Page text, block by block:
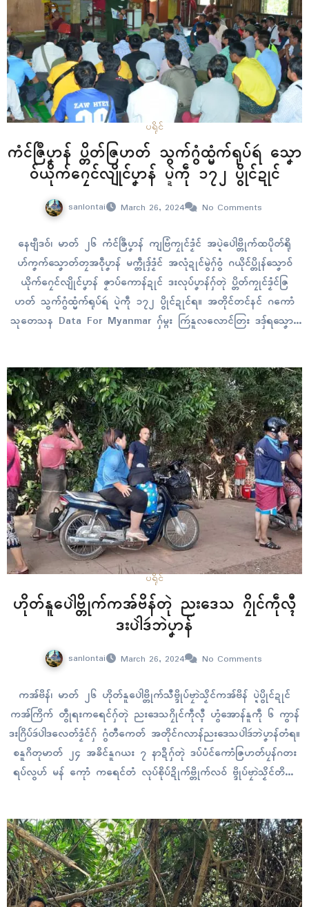
ပရိုၚ်
ကံၚ်ဇြဳပၞာန် ပ္တိတ်ဇြဟတ် သွက်ဂွံထ္မံက်ရုပ်ရဴ သၞော
ဝ်ယိုက်ဂၠေၚ်လျိုၚ်ပၞာန် ပ္ဍဲကဵု ၁၇၂ ပွိုၚ်ဍုၚ်
sanlontai March 26, 2024 No Comments
နေဗျဳဒဝ်၊ မာတ် ၂၆ ကံၚ်ဇြဳပၞာန် ကျဗြံကၠုၚ်ဒၟံၚ် အပ္ဍဲပေါဲဗ္တိုက်ထပိုတ်ရို
ဟ်ကၞက်သၞောတ်တၠအဝဵုပၞာန် မက္တဵုဒှ်ဒၟံၚ် အလုံဍုၚ်မွဲဂှ်ဝွံ ဂယိုၚ်ပ္တိုန်သၞောဝ်
ယိုက်ဂၠေၚ်လျိုၚ်ပၞာန် ဇၟာပ်ကောန်ဍုၚ် ဒးလုပ်ပၞာန်ဂှ်တုဲ ပ္တိတ်ကၠုၚ်ဒၟံၚ်ဇြ
ဟတ် သွက်ဂွံထ္မံက်ရုပ်ရဴ ပ္ဍဲကဵု ၁၇၂ ပွိုၚ်ဍုၚ်ရ။ အတိုၚ်တၚ်နၚ် ဂကောံ
သုတေသန Data For Myanmar ဂှ်မ္ဂး ကြဴနူလလောၚ်တြး ဒဒှ်ရသၞောဝ်
ပရိုၚ်
ဟိုတ်နူပေါဲဗ္တိုက်ကအ်ဗိန်တုဲ ညးဒေသ ဂၠိုၚ်ကဵုလ္ၚီ
ဒးပါဲဒဴဘဲပၞာန်
sanlontai March 26, 2024 No Comments
ကအ်ဗိန်၊ မာတ် ၂၆ ဟိုတ်နူပေါဲဗ္တိုက်သီဗ္ဒိုပ်ဗၠာဲသၟိၚ်ကအ်ဗိန် ပ္ဍဲပွိုၚ်ဍုၚ်
ကအ်ကြိက် တွဵုရးကရေၚ်ဂှ်တုဲ ညးဒေသဂၠိုၚ်ကဵုလ္ၚီ ဟွံအောန်နူကဵု ၆ ကွာန်
ဒးဂြိပ်ဒဴပါဲဒလေတ်ဒၟံၚ်ဂှ် ဂွံတီကေတ် အတိုၚ်ဂလာန်ညးဒေသပါဲဒဴဘဲပၞာန်တံရ။
စနူဂိတုမာတ် ၂၄ အခိၚ်နူဂယး ၇ နာဍဳဂှ်တုဲ ဒပ်ပံၚ်ကောံဇြဟတ်ပၠန်ဂတး
ရပ်လွဟ် မန် ကေုာံ ကရေၚ်တံ လုပ်စိုပ်ဍိုက်ဗ္တိုက်လဝ် ဗ္ဒိုပ်ဗၠာဲသၟိၚ်တိဍာ်